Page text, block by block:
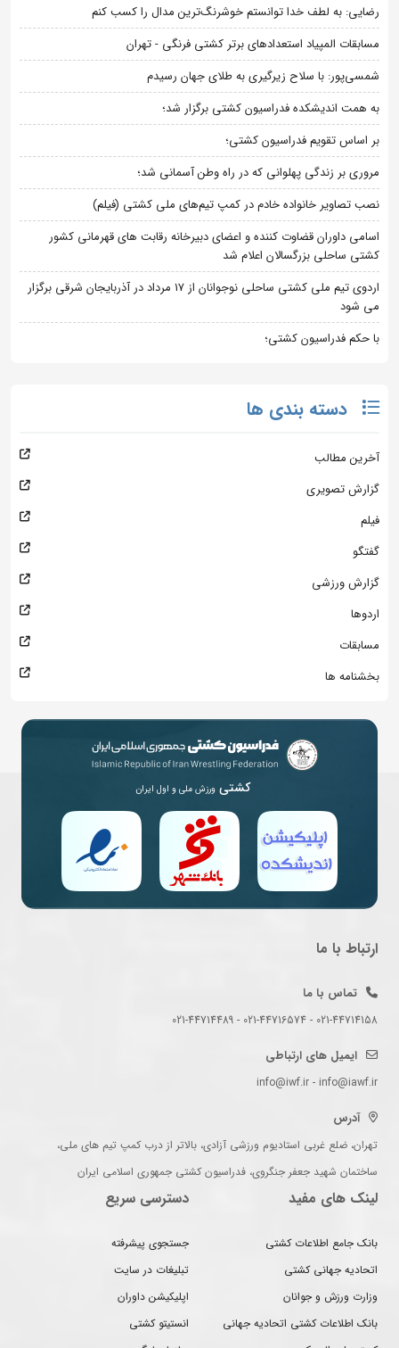
رضایی: به لطف خدا توانستم خوشرنگ‌ترین مدال را کسب کنم
مسابقات المپیاد استعدادهای برتر کشتی فرنگی - تهران
شمسی‌پور: با سلاح زیرگیری به طلای جهان رسیدم
به همت اندیشکده فدراسیون کشتی برگزار شد؛
بر اساس تقویم فدراسیون کشتی؛
مروری بر زندگی پهلوانی که در راه وطن آسمانی شد؛
نصب تصاویر خانواده خادم در کمپ تیم‌های ملی کشتی (فیلم)
اسامی داوران قضاوت کننده و اعضای دبیرخانه رقابت های قهرمانی کشور
کشتی ساحلی بزرگسالان اعلام شد
اردوی تیم ملی کشتی ساحلی نوجوانان از 17 مرداد در آذربایجان شرقی برگزار
می شود
با حکم فدراسیون کشتی؛
دسته بندی ها
آخرین مطالب
گزارش تصویری
فیلم
گفتگو
گزارش ورزشی
اردوها
مسابقات
بخشنامه ها
کشتی ورزش ملی و اول ایران
ارتباط با ما
تماس با ما
021-44714158 - 021-44716574 - 021-44714489
ایمیل های ارتباطی
info@iwf.ir - info@iawf.ir
آدرس
تهران، ضلع غربی استادیوم ورزشی آزادی، بالاتر از درب کمپ تیم های ملی،
ساختمان شهید جعفر جنگروی، فدراسیون کشتی جمهوری اسلامی ایران
لینک های مفید
بانک جامع اطلاعات کشتی
اتحادیه جهانی کشتی
وزارت ورزش و جوانان
بانک اطلاعات کشتی اتحادیه جهانی
دسترسی سریع
جستجوی پیشرفته
تبلیغات در سایت
اپلیکیشن داوران
انستیتو کشتی